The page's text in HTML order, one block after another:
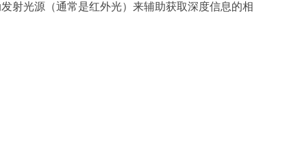
射光源（通常是红外光）来辅助获取深度信息的相